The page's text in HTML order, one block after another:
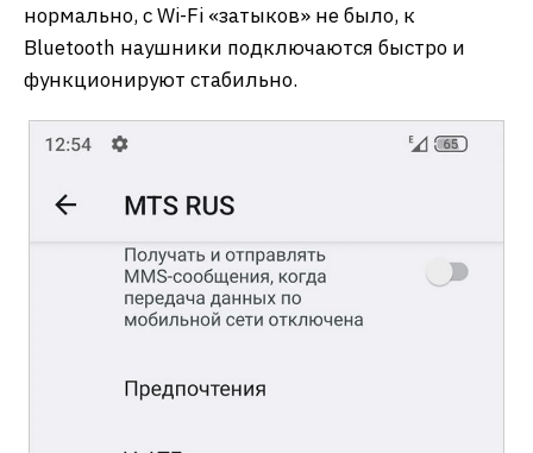
нормально, с Wi-Fi «затыков» не было, к
Bluetooth наушники подключаются быстро и
функционируют стабильно.